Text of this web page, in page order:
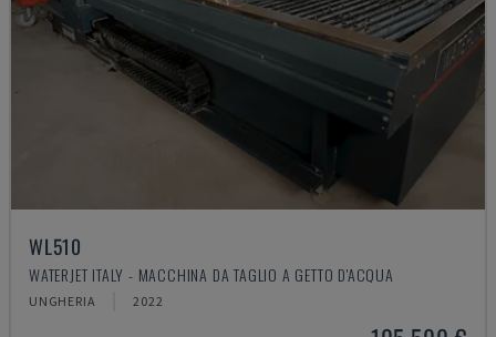
WL510
WATERJET ITALY - MACCHINA DA TAGLIO A GETTO D'ACQUA
UNGHERIA 2022